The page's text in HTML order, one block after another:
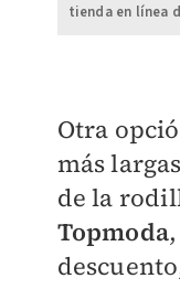
tienda en línea
Otra
más
de la
Topmoda